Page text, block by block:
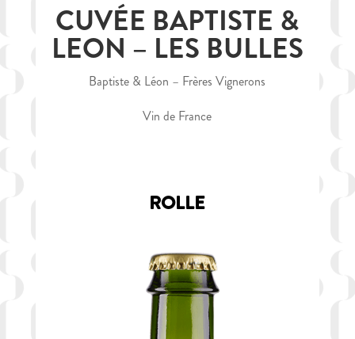
CUVÉE BAPTISTE &
LEON – LES BULLES
Baptiste & Léon – Frères Vignerons
Vin de France
ROLLE